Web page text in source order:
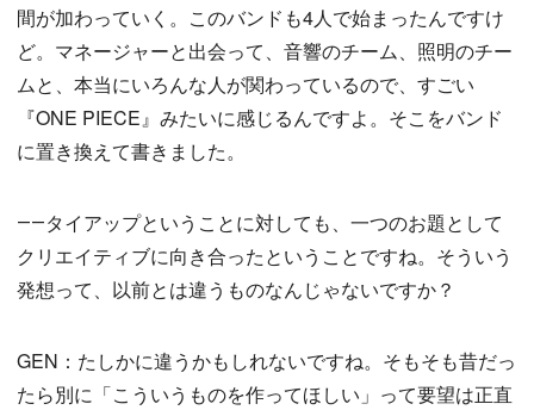
間が加わっていく。このバンドも4人で始まったんですけ
ど。マネージャーと出会って、音響のチーム、照明のチー
ムと、本当にいろんな人が関わっているので、すごい
『ONE PIECE』みたいに感じるんですよ。そこをバンド
に置き換えて書きました。
――タイアップということに対しても、一つのお題として
クリエイティブに向き合ったということですね。そういう
発想って、以前とは違うものなんじゃないですか？
GEN：たしかに違うかもしれないですね。そもそも昔だっ
たら別に「こういうものを作ってほしい」って要望は正直